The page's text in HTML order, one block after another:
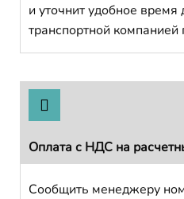
и уточнит удобное время
транспортной
Оплата с НДС на
Сообщить менеджеру